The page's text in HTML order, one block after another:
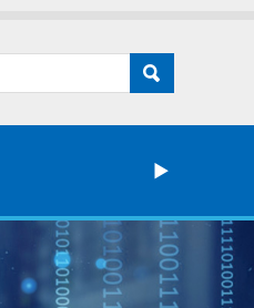
►